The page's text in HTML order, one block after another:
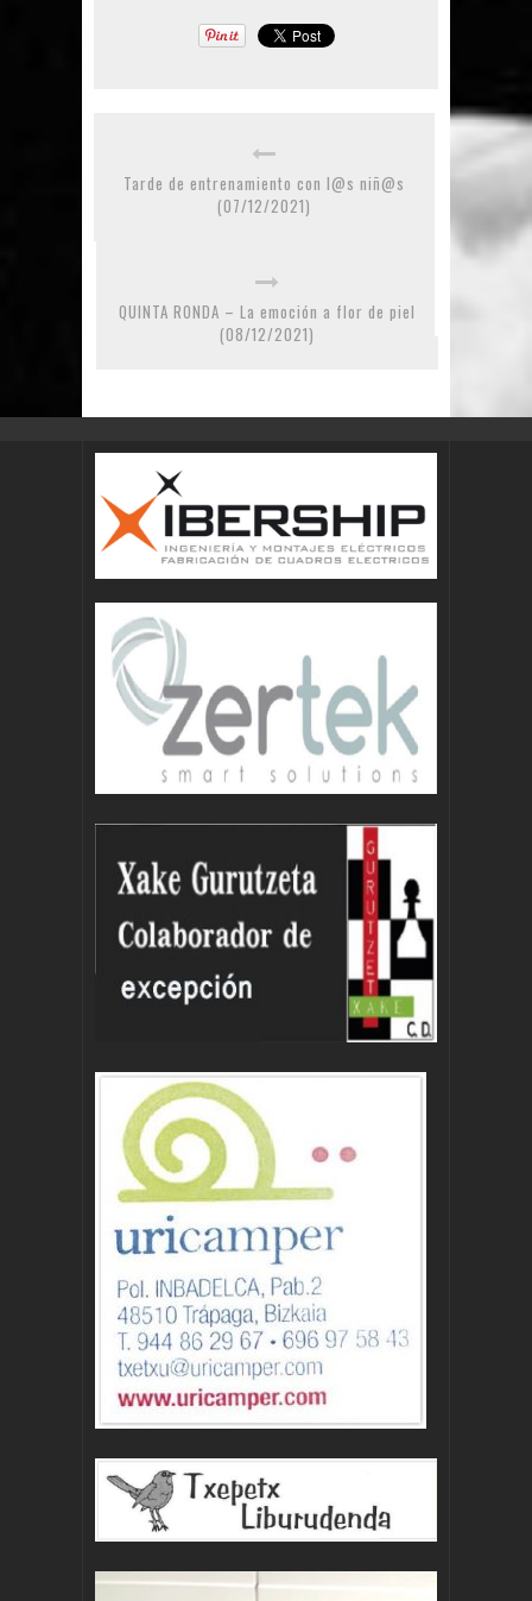
Tarde de entrenamiento con l@s niñ@s
(07/12/2021)
QUINTA RONDA – La emoción a flor de piel
(08/12/2021)